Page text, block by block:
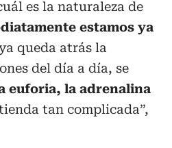
es la naturaleza de
estamos ya
queda atrás la
del día a día, se
euforia, la adrenalina
tan complicada”,